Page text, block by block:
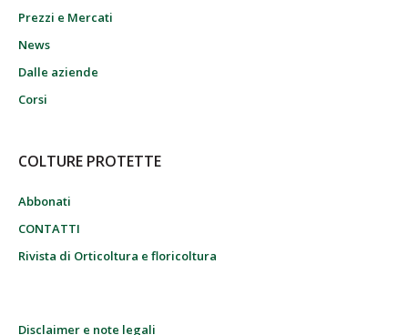
Prezzi e Mercati
News
Dalle aziende
Corsi
COLTURE PROTETTE
Abbonati
CONTATTI
Rivista di Orticoltura e floricoltura
Disclaimer e note legali